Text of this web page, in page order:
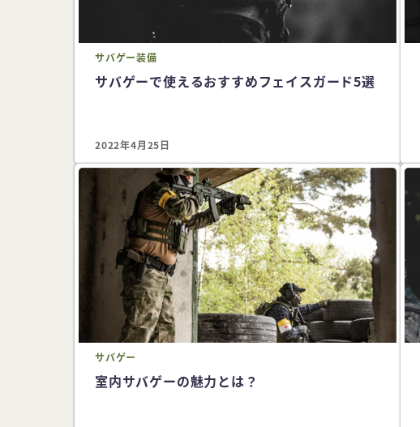
サバゲー装備
サバゲーで使えるおすすめフェイスガード5選
2022年4月25日
サバゲー
室内サバゲーの魅力とは？